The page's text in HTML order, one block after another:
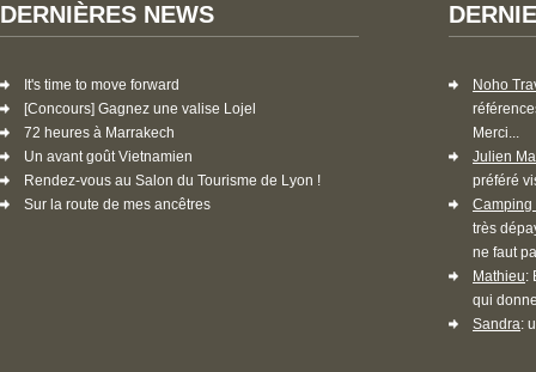
DERNIÈRES NEWS
It's time to move forward
[Concours] Gagnez une valise Lojel
72 heures à Marrakech
Un avant goût Vietnamien
Rendez-vous au Salon du Tourisme de Lyon !
Sur la route de mes ancêtres
Noho
Merci...
Julien
préféré
Camping
très
ne faut
Mathieu:
qui
Sandra: